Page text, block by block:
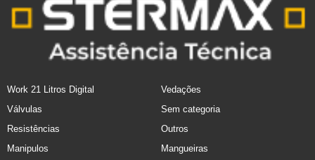
Work 21 Litros Digital
Vedações
Válvulas
Sem categoria
Resistências
Outros
Manipulos
Mangueiras